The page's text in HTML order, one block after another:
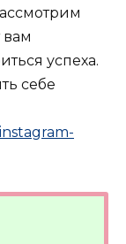
вам
успеха.
себе